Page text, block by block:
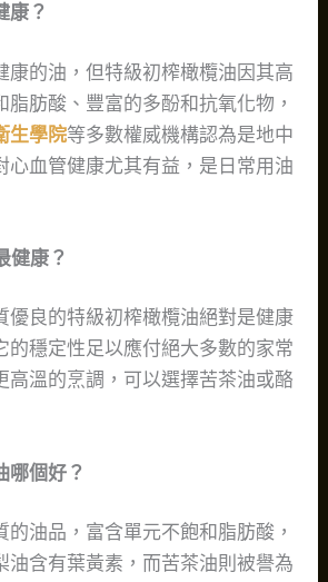
康？
康的油，但特級初榨橄欖油因其高
脂肪酸、豐富的多酚和抗氧化物，
生學院等多數權威機構認為是地中
心血管健康尤其有益，是日常用油
健康？
優良的特級初榨橄欖油絕對是健康
的穩定性足以應付絕大多數的家常
高溫的烹調，可以選擇苦茶油或酪
哪個好？
的油品，富含單元不飽和脂肪酸，
油含有葉黃素，而苦茶油則被譽為